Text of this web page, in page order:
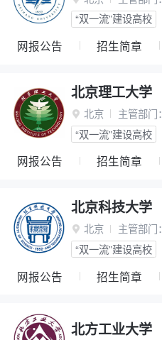
“双一流”建设高校
网报公告 招生简章
北京理工大学
 北京 主管部门：
“双一流”建设高校
网报公告 招生简章
北京科技大学
 北京 主管部门：
“双一流”建设高校
网报公告 招生简章
北方工业大学